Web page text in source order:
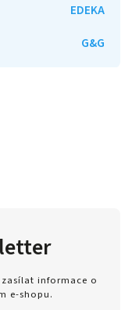
EDEKA
G&G
informace o
e-shopu.